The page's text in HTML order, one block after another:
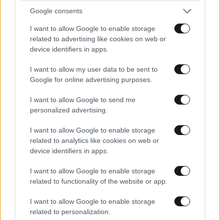
Google consents
I want to allow Google to enable storage
related to advertising like cookies on web or
device identifiers in apps.
I want to allow my user data to be sent to
Google for online advertising purposes.
I want to allow Google to send me
personalized advertising.
I want to allow Google to enable storage
related to analytics like cookies on web or
device identifiers in apps.
I want to allow Google to enable storage
related to functionality of the website or app.
I want to allow Google to enable storage
related to personalization.
Ευθυγραμμιση 22·01·2025 10:40
Δεν γίνεται να υπάρξει ευθυγραμμισμός με τους
ρωμαιοκαθολικούς. Για ποιο λόγο δεν
ευθυγραμμιζονται οι ρωμαιοκαθολικοί με εμάς τους
ορθοδόξους; Γιατί να ακολουθούμε τις επιταγές του
θέλουμε μια παγκόσμια θρησκεία;
Απαντήστε
όταν βγάλεις τον
22·01·2025
θα καταλάβεις . Η ορθόδοξη εκκλησία της